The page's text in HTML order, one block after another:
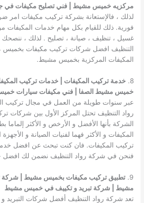
مركزيه خميس مشيط | فني تصليح مكيفات في
لذلك ، فالإستعانة بشركة تركيب مكيفات امر
فورية. ذلك للقيام بكل مهام خدمات المكيفات
غسيل ، تنظيف ، صيانة ، تصليح . لذلك ، ننصحك
التنظيف افضل شركات تركيب مكيفات بخميس
المكيفات المركزية بخميس مشيط.
8.
خدمة تركيب المكيفات | خدمات تركيب
خميس مشيط الصفا | فني مكيفات سيارات
عبر سنوات طويلة من العمل في مجال تركيب
رواد التنظيف تحتل المركز الأول بين شركات
الشركة بأنها الأفضل و الأرخص و الأكثر
المكيفات و الأكثر فهما لفنيات الصيانة و
تركيب المكيفات. فان كنت تبحث عن افضل
فنحن في شركة رواد التنظيف نضمن لك افضل
9. تطبيق تركيب مكيفات بخميس مشيط | شركة
مشيط | شركة تبريد و تكييف في خميس مشيط
تعد شركة رواد التنظيف أفضل شركات التبريد